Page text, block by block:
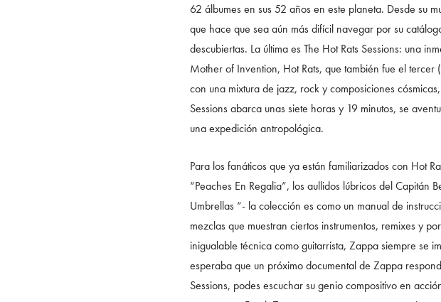
62 álbumes en sus 52 años en este planeta. Desde su
que hace que sea aún más difícil navegar por su
descubiertas. La última es The Hot Rats Sessions: una
Mother of Invention, Hot Rats, que también fue el
con una mixtura de jazz, rock y composiciones
Sessions abarca unas siete horas y 19 minutos, se
una expedición antropológica.
Para los fanáticos que ya están familiarizados con Hot
“Peaches En Regalia”, los aullidos lúbricos del Capitán
Umbrellas “- la colección es como un manual de
mezclas que muestran ciertos instrumentos, remixes y
inigualable técnica como guitarrista, Zappa siempre se
esperaba que un próximo documental de Zappa
Sessions, podes escuchar su genio compositivo en